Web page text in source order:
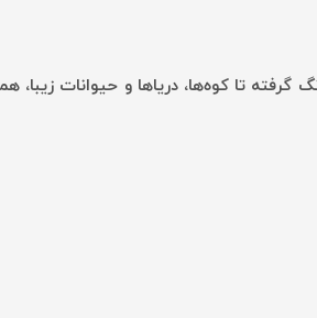
تا کوه‌ها، دریاها و حیوانات زیبا،